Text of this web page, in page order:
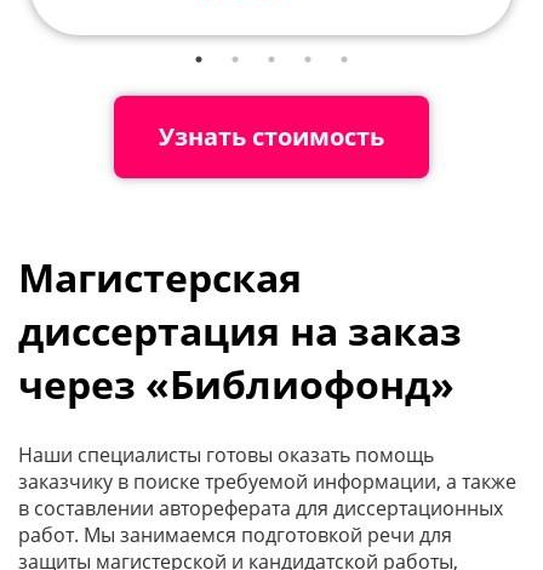
Узнать стоимость
Магистерская
диссертация на заказ
через «Библиофонд»
Наши специалисты готовы оказать помощь
заказчику в поиске требуемой информации, а также
в составлении автореферата для диссертационных
работ. Мы занимаемся подготовкой речи для
защиты магистерской и кандидатской работы,